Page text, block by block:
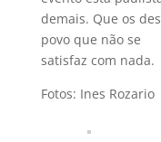
demais. Que os
povo que não se
satisfaz com nada.
Fotos: Ines Rozario